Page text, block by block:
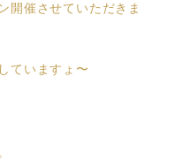
開催させていただきま
ていますょ〜